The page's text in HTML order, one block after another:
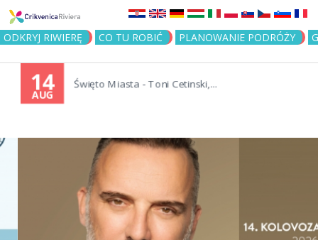
Jump to navigation
ODKRYJ RIWIERĘ CO TU ROBIĆ PLANOWANIE PODRÓŻY
14
AUG
Święto Miasta - Toni Cetinski,...